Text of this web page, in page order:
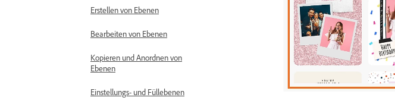
Erstellen von Ebenen
Bearbeiten von Ebenen
Kopieren und Anordnen von
Ebenen
Einstellungs- und Füllebenen